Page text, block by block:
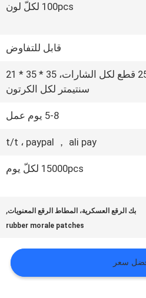
100pcs لكلّ لون
قابل للتفاوض
25 قطع لكل الشارات، 35 * 35 * 21
سنتيمتر لكل الكرتون
5-8 يوم عمل
t/t ، paypal ， ali pay
15000pcs لكلّ يوم
بك الرقع العسكرية، المطاط الرقع المعنويات,
rubber morale patches
سعر